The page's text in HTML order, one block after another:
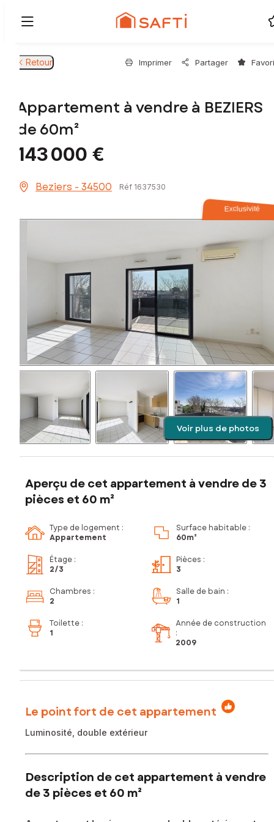
Retour Imprimer Partager
Appartement à vendre à BEZIERS
de 60m²
143 000 €
Beziers - 34500 Réf 1637530
Exclusivité
Voir plus de photos
Aperçu de cet appartement à vendre de 3
pièces et 60 m²
Type de logement :
Appartement
Surface habitable :
60m²
Étage :
2/3
Pièces :
3
Chambres :
2
Salle de bain :
1
Toilette :
1
Année de construction
:
2009
Le point fort de cet appartement
Luminosité, double extérieur
Description de cet appartement à vendre
de 3 pièces et 60 m²